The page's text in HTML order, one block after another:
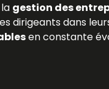
gestion des
dirigeants dans
en constante
les praticiens,